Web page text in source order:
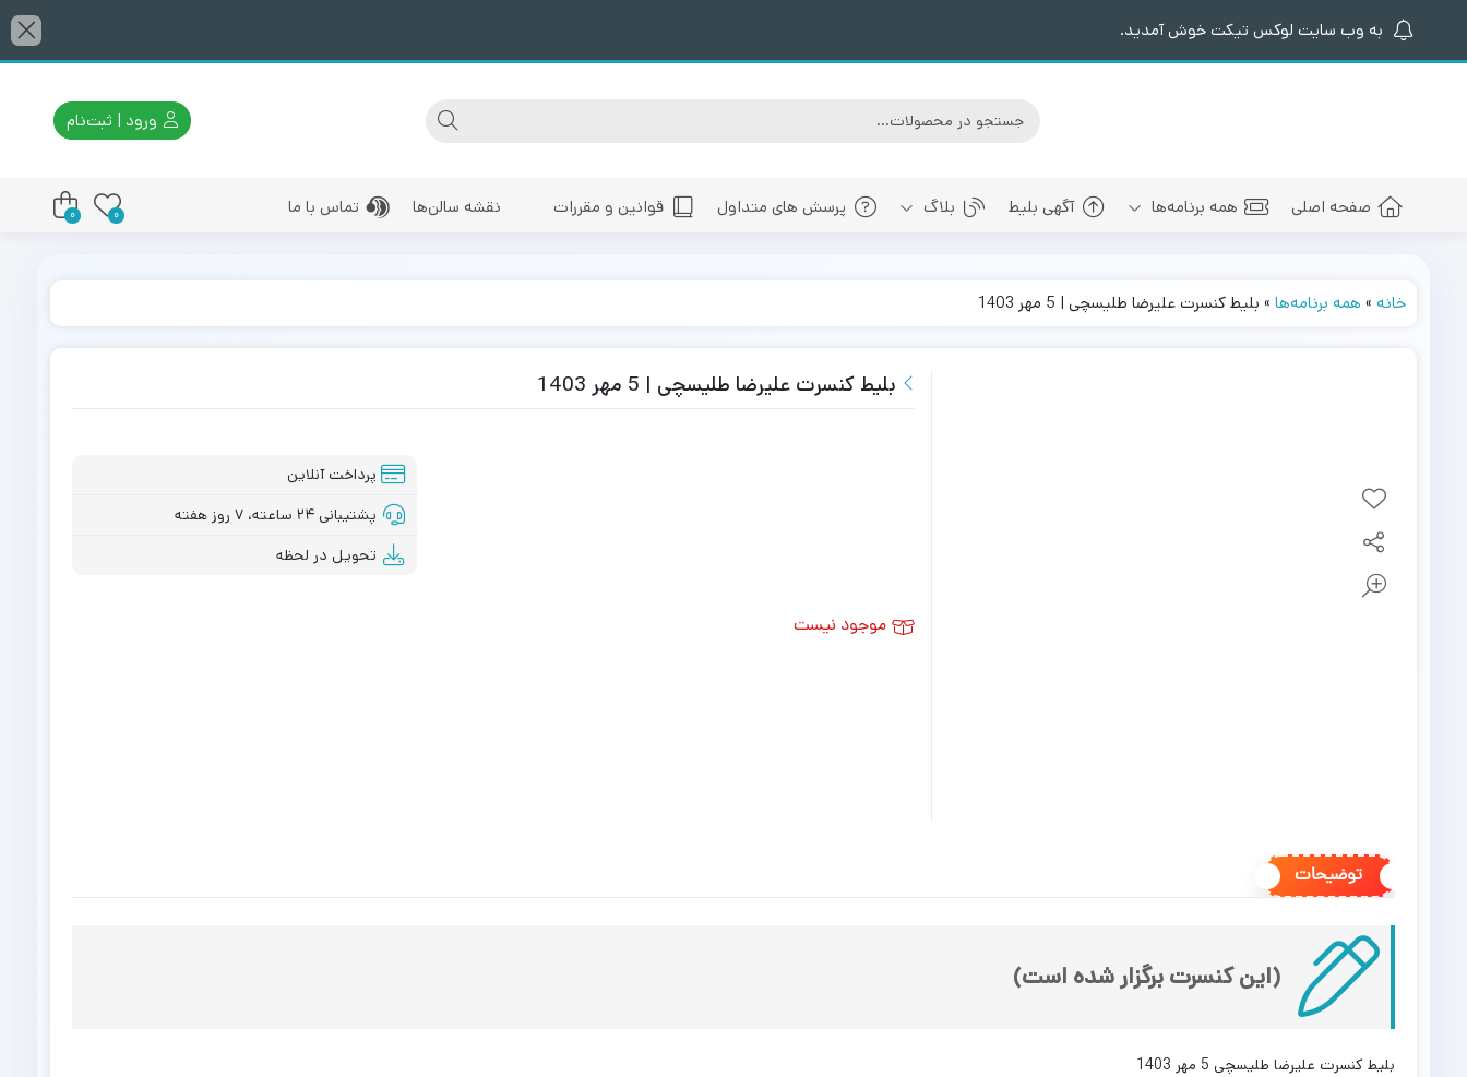
به وب سایت لوکس تیکت خوش آمدید.
ورود | ثبت‌نام
صفحه اصلی همه برنامه‌ها
بلیط کنسرت های پیش رو شیراز
آگهی بلیط بلاگ پرسش های متداول قوانین و مقررات نقشه سالن‌ها تماس با ما 0
0
خانه» همه برنامه‌ها» بلیط کنسرت علیرضا طلیسچی | 5 مهر 1403
بلیط کنسرت علیرضا طلیسچی | 5 مهر 1403
پرداخت آنلاین
پشتیبانی ۲۴ ساعته، ۷ روز هفته
تحویل در لحظه
موجود نیست
توضیحات
(این کنسرت برگزار شده است)
بلیط کنسرت علیرضا طلیسچی 5 مهر 1403